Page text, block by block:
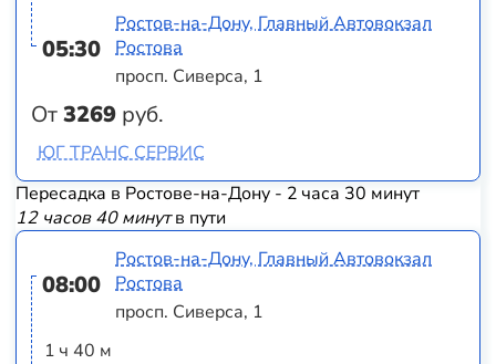
05:30
От3269 руб.
Ростов-на-Дону, Главный Автовокзал
Ростова
просп. Сиверса, 1
ЮГ ТРАНС СЕРВИС
Пересадка в Ростове-на-Дону - 2 часа 30 минут
12 часов 40 минутв пути
08:00
1 ч 40 м
Ростов-на-Дону, Главный Автовокзал
Ростова
просп. Сиверса, 1